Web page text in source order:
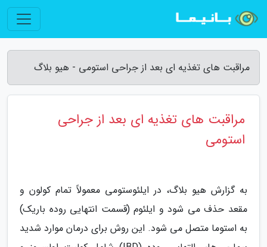
مراقبت های تغذیه ای بعد از جراحی استومی - هیو بلاگ
مراقبت های تغذیه ای بعد از جراحی
استومی
به گزارش هیو بلاگ، در ایلئوستومی معمولاً تمام کولون و
مقعد حذف می شود و ایلئوم (قسمت انتهایی روده باریک)
به استوما متصل می شود. این روش برای درمان موارد شدید